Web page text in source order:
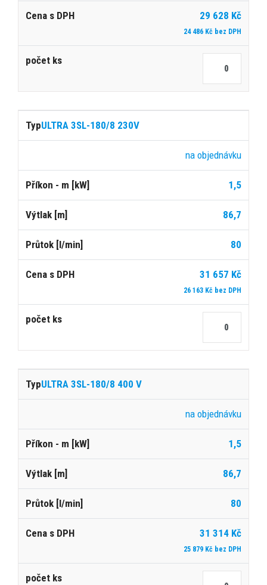
29 628 Kč
24 486 Kč bez DPH
ULTRA 3SL-180/8 230V
na objednávku
1,5
86,7
80
31 657 Kč
26 163 Kč bez DPH
ULTRA 3SL-180/8 400 V
na objednávku
1,5
86,7
80
31 314 Kč
25 879 Kč bez DPH